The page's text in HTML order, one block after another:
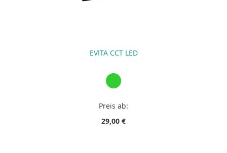
EVITA CCT LED
Preis ab:
29,00 €